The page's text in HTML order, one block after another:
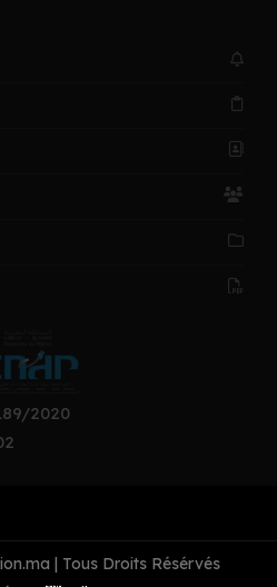
2020
| Tous Droits Résérvés